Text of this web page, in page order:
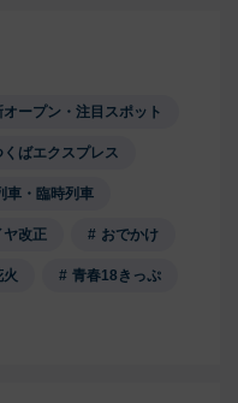
オープン・注目スポット
くばエクスプレス
車・臨時列車
ヤ改正 おでかけ
火 青春18きっぷ